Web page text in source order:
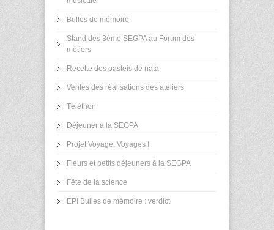
Bulles de mémoire
Stand des 3ème SEGPA au Forum des
métiers
Recette des pasteis de nata
Ventes des réalisations des ateliers
Téléthon
Déjeuner à la SEGPA
Projet Voyage, Voyages !
Fleurs et petits déjeuners à la SEGPA
Fête de la science
EPI Bulles de mémoire : verdict